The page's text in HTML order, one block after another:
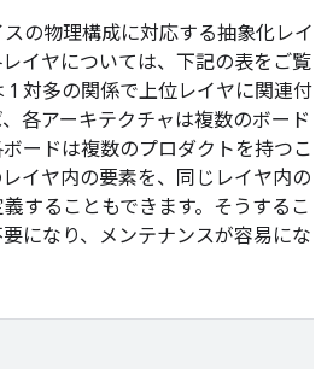
の物理構成に対応する抽象化レイ
イヤについては、下記の表をご覧
1 対多の関係で上位レイヤに関連付
各アーキテクチャは複数のボード
ードは複数のプロダクトを持つこ
イヤ内の要素を、同じレイヤ内の
することもできます。そうするこ
になり、メンテナンスが容易にな